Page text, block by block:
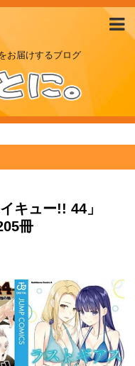
お届けするブログ
キュー!! 44」
冊